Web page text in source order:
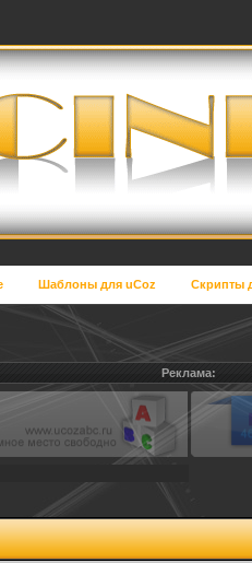
Шаблоны для uCoz Скрипты
Реклама: